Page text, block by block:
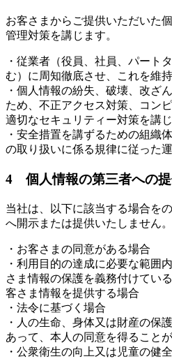
お客さまからご提供いただいた
管理対策を講じます。
・従業者（役員、社員、パート
む）に周知徹底させ、これを維
・個人情報の紛失、破壊、改ざ
ため、不正アクセス対策、コン
適切なセキュリティー対策を講
・安全措置を講ずるための組織
の取り扱いに係る規律に従った
4 個人情報の第三者への
当社は、以下に該当する場合を
へ開示または提供いたしません。
・お客さまの同意がある場合
・利用目的の達成に必要な範囲
さま情報の保護を義務付けてい
客さま情報を提供する場合
・法令に基づく場合
・人の生命、身体又は財産の保
あって、本人の同意を得ること
・公衆衛生の向上又は児童の健